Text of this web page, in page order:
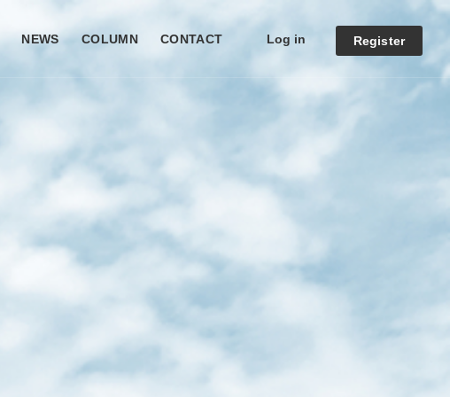
NEWS COLUMN CONTACT Log in Register